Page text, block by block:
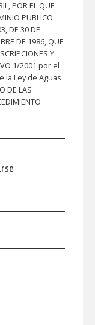
POR EL QUE
PUBLICO
DE 30 DE
DE 1986, QUE
Y
1/2001 por el
la Ley de Aguas
DE LAS